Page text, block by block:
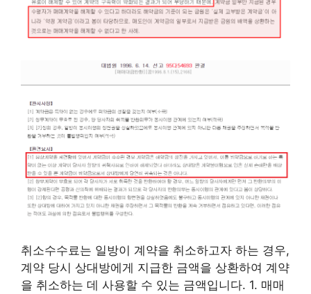
취소수수료는 일방이 계약을 취소하고자 하는 경우,
계약 당시 상대방에게 지급한 금액을 상환하여 계약
을 취소하는 데 사용할 수 있는 금액입니다. 1. 매매